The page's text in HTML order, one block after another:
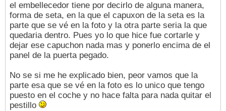
el embellecedor tiene por decirlo de alguna manera,
forma de seta, en la que el capuxon de la seta es la
parte que se vé en la foto y la otra parte seria la que
quedaria dentro. Pues yo lo que hice fue cortarle y
dejar ese capuchon nada mas y ponerlo encima de el
panel de la puerta pegado.
No se si me he explicado bien, peor vamos que la
parte esa que se vé en la foto es lo unico que tengo
puesto en el coche y no hace falta para nada quitar el
pestillo